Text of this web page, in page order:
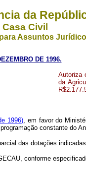
da
Casa Civil
Assuntos
DE 1996.
Autoriza
da
1996), em favor do
constante do
das dotações
conforme